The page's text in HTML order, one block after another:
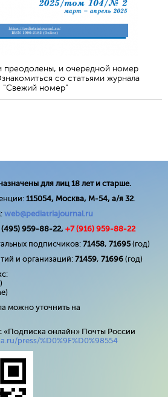
преодолены, и очередной номер
со статьями журнала
"Свежий номер"
для лиц 18 лет и старше.
115054, Москва, М-54, а/я 32.
web@pediatriajournal.ru
(495) 959-88-22, +7 (916) 959-88-22
подписчиков: 71458, 71695(год)
и организаций: 71459, 71696 (год)
можно уточнить на
«Подписка онлайн» Почты России
press/%D0%9F%D0%98554